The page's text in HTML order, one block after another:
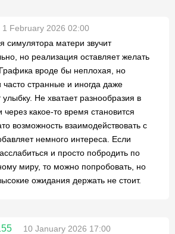
1 February 2026 02:00
симулятора матери звучит
но реализация оставляет желать
вроде бы неплохая, но
странные и иногда даже
Не хватает разнообразия в
через какое-то время становится
возможность взаимодействовать с
немного интереса. Если
и просто побродить по
миру, то можно попробовать, но
ожидания держать не стоит.
10 January 2026 17:00